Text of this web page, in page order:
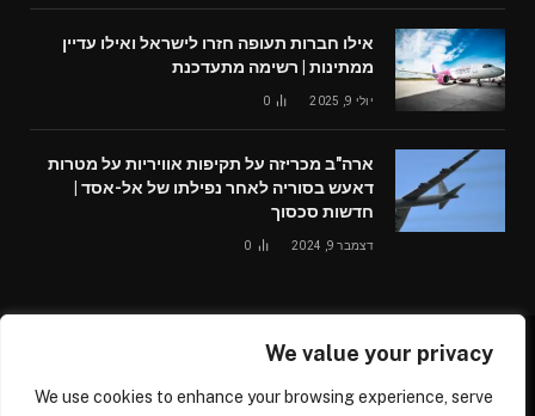
We value your privacy
We use cookies to enhance your browsing experience, serve
אילו חברות תעופה חזרו לישראל ואילו עדיין
ממתינות | רשימה מתעדכנת
יולי 9, 2025 0
ארה"ב מכריזה על תקיפות אוויריות על מטרות
דאעש בסוריה לאחר נפילתו של אל-אסד |
חדשות סכסוך
דצמבר 9, 2024 0